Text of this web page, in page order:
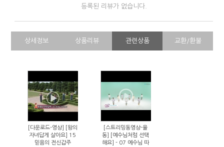
등록된 리뷰가 없습니다.
상세정보 상품리뷰 관련상품 교환/환불
[다운로드-영상] [왕의
자녀답게 살아요] 15
믿음의 전신갑주
[스트리밍동영상-율
동] [예수님처럼 선택
해요] - 07 예수님 따